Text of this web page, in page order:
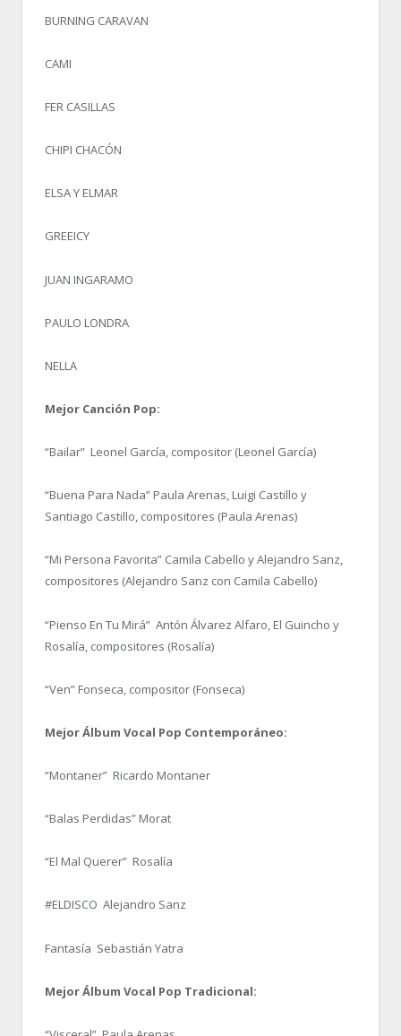
BURNING CARAVAN
CAMI
FER CASILLAS
CHIPI CHACÓN
ELSA Y ELMAR
GREEICY
JUAN INGARAMO
PAULO LONDRA
NELLA
Mejor Canción Pop:
“Bailar” Leonel García, compositor (Leonel García)
“Buena Para Nada” Paula Arenas, Luigi Castillo y
Santiago Castillo, compositores (Paula Arenas)
“Mi Persona Favorita” Camila Cabello y Alejandro Sanz,
compositores (Alejandro Sanz con Camila Cabello)
“Pienso En Tu Mirá” Antón Álvarez Alfaro, El Guincho y
Rosalía, compositores (Rosalía)
“Ven” Fonseca, compositor (Fonseca)
Mejor Álbum Vocal Pop Contemporáneo:
“Montaner” Ricardo Montaner
“Balas Perdidas” Morat
“El Mal Querer” Rosalía
#ELDISCO Alejandro Sanz
Fantasía Sebastián Yatra
Mejor Álbum Vocal Pop Tradicional: